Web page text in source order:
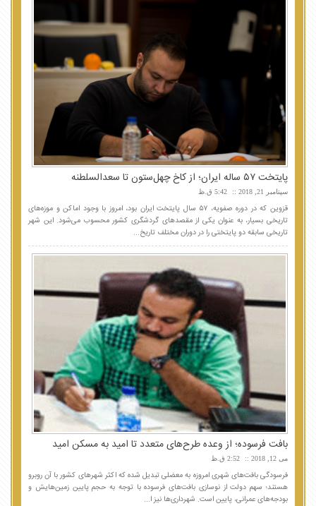
پایتخت ۵۷ ساله ایران؛ از کاخ چهل‌ستون تا سعدالسلطنه
سپتامبر 21, 2018 5:42 ق.ظ
قزوین که در دوره صفویه، ۵۷ سال پایتخت ایران بود، امروز با وجود اماکن و موزه‌های
تاریخی بسیار، به عنوان یکی از مقصدهای گردشگری کشور محسوب می‌شود. این شهر
تاریخی سابقه دو پایتختی را در دوران مختلف تاریخ...
بافت فرسوده؛ از وعده طرح‌های متعدد تا امید به مسکن امید
می 12, 2018 2:52 ق.ظ
فرسودگی بافت‌های شهری امروزه به معضلی تبدیل شده که اکثر شهرهای کشور با آن روبرو
هستند؛ سهم دولت از نوسازی بافت‌های فرسوده با توجه به حجم پایین زمین‌هایش و
بودجه‌های عمرانی، پایین است. شهرداری‌ها نیز ا...